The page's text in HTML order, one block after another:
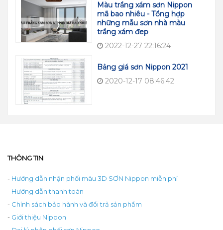
Màu trắng xám sơn Nippon
mã bao nhiêu - Tổng hợp
những mẫu sơn nhà màu
trắng xám đep
2022-12-27 22:16:24
Bảng giá sơn Nippon 2021
2020-12-17 08:46:42
THÔNG TIN
- Hướng dẫn nhận phối màu 3D SƠN Nippon miễn phí
- Hướng dẫn thanh toán
- Chính sách bảo hành và đổi trả sản phẩm
- Giới thiệu Nippon